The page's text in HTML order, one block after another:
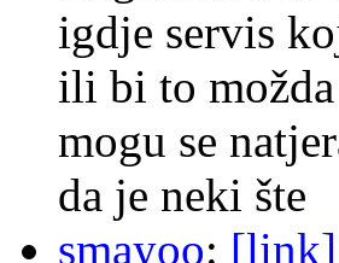
igdje servis
ili bi to
mogu se
da je neki šte
smayoo: [link]